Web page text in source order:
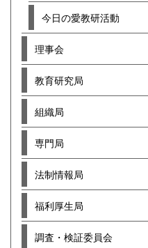
今日の愛教研活動
理事会
教育研究局
組織局
専門局
法制情報局
福利厚生局
調査・検証委員会